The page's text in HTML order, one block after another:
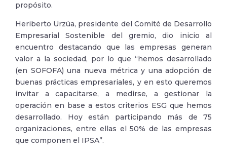
propósito.
Heriberto Urzúa, presidente del Comité de Desarrollo
Empresarial Sostenible del gremio, dio inicio al
encuentro destacando que las empresas generan
valor a la sociedad, por lo que “hemos desarrollado
(en SOFOFA) una nueva métrica y una adopción de
buenas prácticas empresariales, y en esto queremos
invitar a capacitarse, a medirse, a gestionar la
operación en base a estos criterios ESG que hemos
desarrollado. Hoy están participando más de 75
organizaciones, entre ellas el 50% de las empresas
que componen el IPSA”.